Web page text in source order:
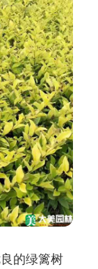
的绿篱树